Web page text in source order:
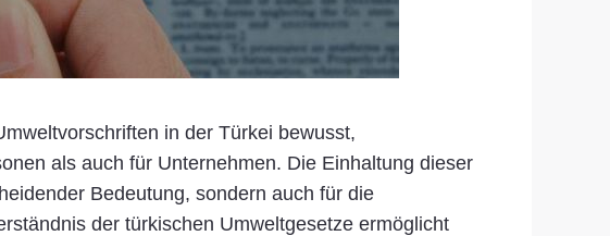
in der Türkei bewusst,
als auch für Unternehmen. Die Einhaltung dieser
Bedeutung, sondern auch für die
der türkischen Umweltgesetze ermöglicht